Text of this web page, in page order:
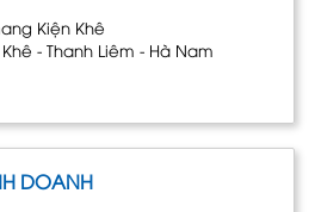
Kiện Khê
- Thanh Liêm - Hà Nam
DOANH